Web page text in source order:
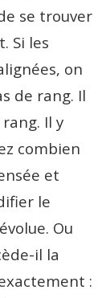
se trouver
Si les
on
de rang. Il
Il y
combien
et
le
Ou
il la
: